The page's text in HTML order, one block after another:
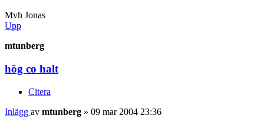
Mvh Jonas
Upp
mtunberg
hög co halt
Citera
Inlägg av mtunberg » 09 mar 2004 23:36